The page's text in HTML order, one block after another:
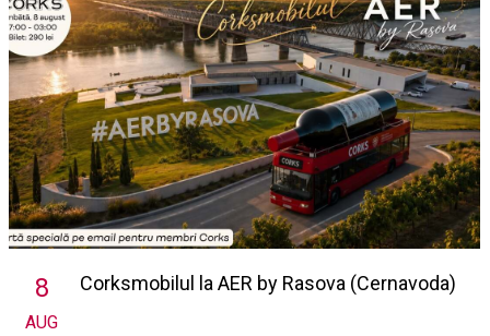
8
AUG
Corksmobilul la AER by Rasova (Cernavoda)